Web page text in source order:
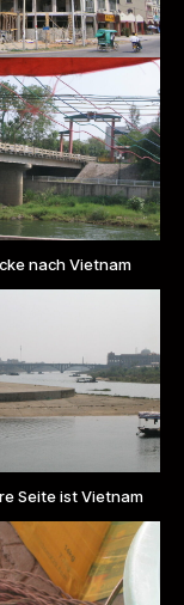
nach Vietnam
Seite ist Vietnam